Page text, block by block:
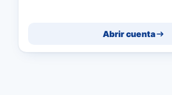
Abrir cuenta